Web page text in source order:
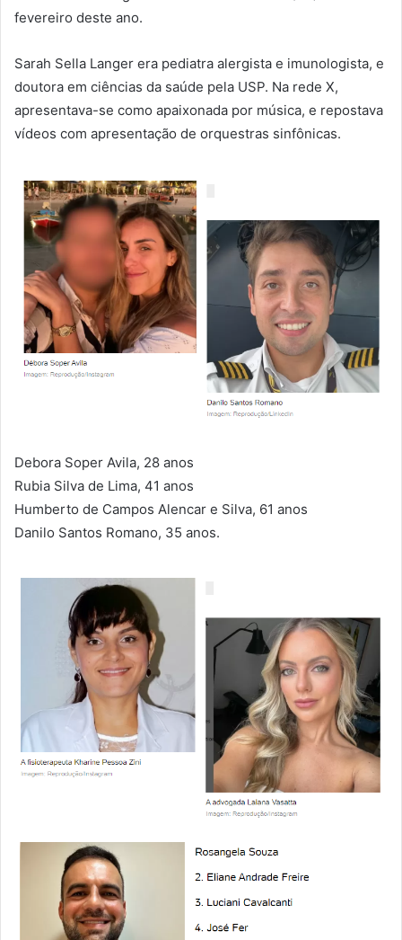
fevereiro deste ano.
Sarah Sella Langer era pediatra alergista e imunologista, e
doutora em ciências da saúde pela USP. Na rede X,
apresentava-se como apaixonada por música, e repostava
vídeos com apresentação de orquestras sinfônicas.
Debora Soper Avila, 28 anos
Rubia Silva de Lima, 41 anos
Humberto de Campos Alencar e Silva, 61 anos
Danilo Santos Romano, 35 anos.